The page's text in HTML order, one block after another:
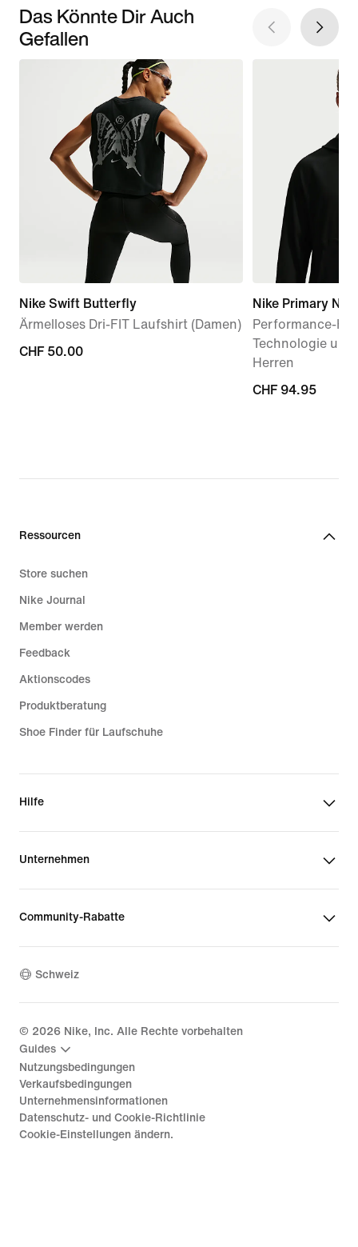
Das Könnte Dir Auch
Gefallen
Nike Swift Butterfly
Ärmelloses Dri-FIT Laufshirt (Damen)
CHF 50.00
CHF 50.00
Nike Primary
Performance-
Technologie
Herren
CHF 94.95
CHF 94.95
Ressourcen
Store suchen
Nike Journal
Member werden
Feedback
Aktionscodes
Produktberatung
Shoe Finder für Laufschuhe
Hilfe
Unternehmen
Community-Rabatte
Schweiz
© 2026 Nike, Inc. Alle Rechte vorbehalten
Guides
Nutzungsbedingungen
Verkaufsbedingungen
Unternehmensinformationen
Datenschutz- und Cookie-Richtlinie
Cookie-Einstellungen ändern.